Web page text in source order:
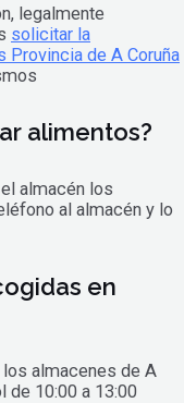
legalmente
solicitar la
de A Coruña
alimentos?
almacén los
al almacén y lo
en
los almacenes de A
de 10:00 a 13:00